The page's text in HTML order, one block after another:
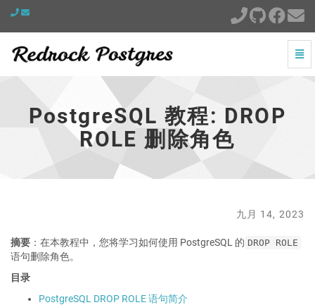
PostgreSQL
DROP
主
页
切
换
PostgreSQL 教程: DROP
ROLE 删除角色
九月 14, 2023
摘要 ：在本教程中，您将学习如何使用 PostgreSQL 的 DROP ROLE
语句删除角色。
目录
PostgreSQL DROP ROLE 语句简介